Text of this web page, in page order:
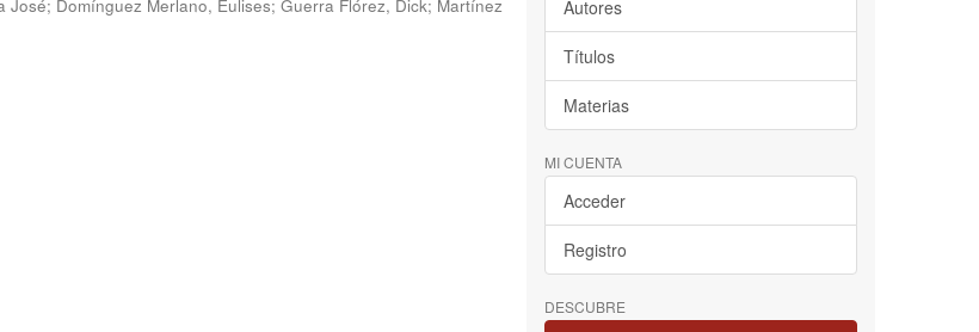
José; Domínguez Merlano, Eulises; Guerra Flórez, Dick; Martínez
Autores
Títulos
Materias
MI CUENTA
Acceder
Registro
DESCUBRE